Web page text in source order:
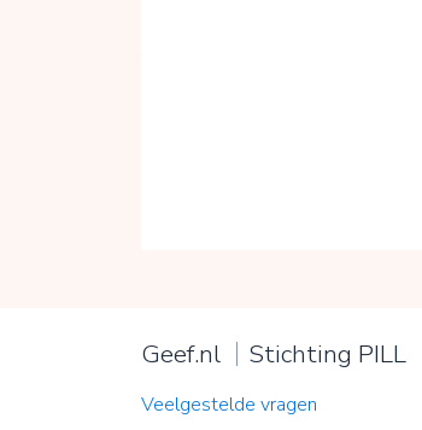
Geef.nl Stichting PILL
Veelgestelde vragen